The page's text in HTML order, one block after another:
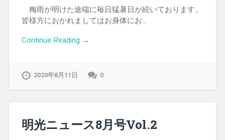
梅雨が明けた途端に毎日猛暑日が続いております。
皆様方におかれましてはお身体にお…
Continue Reading →
2020年8月11日 0
明光ニュース8月号Vol.2